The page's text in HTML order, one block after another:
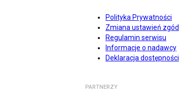
Polityka Prywatności
Zmiana ustawień zgód
Regulamin serwisu
Informacje o nadawcy
Deklaracja dostępności
PARTNERZY